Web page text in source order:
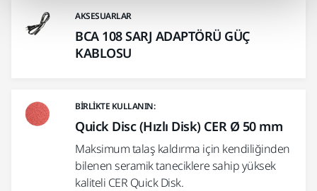
AKSESUARLAR
BCA 108 SARJ ADAPTÖRÜ GÜÇ
KABLOSU
BIRLIKTE KULLANIN:
Quick Disc (Hızlı Disk) CER Ø 50 mm
Maksimum talaş kaldırma için kendiliğinden
bilenen seramik taneciklere sahip yüksek
kaliteli CER Quick Disk.